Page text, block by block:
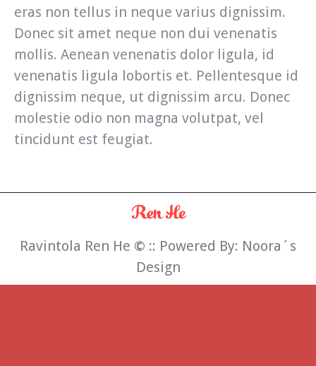
eras non tellus in neque varius dignissim.
Donec sit amet neque non dui venenatis
mollis. Aenean venenatis dolor ligula, id
venenatis ligula lobortis et. Pellentesque id
dignissim neque, ut dignissim arcu. Donec
molestie odio non magna volutpat, vel
tincidunt est feugiat.
Ravintola Ren He © :: Powered By: Noora´s
Design